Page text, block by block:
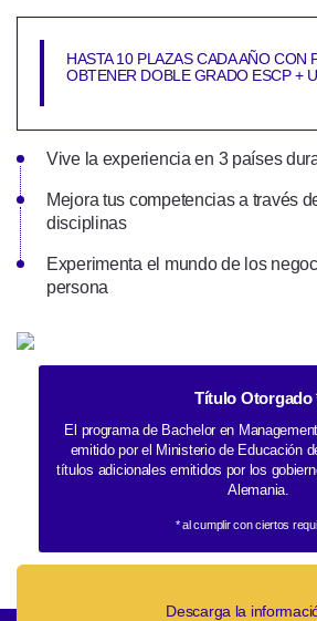
HASTA 10 PLAZAS CADA AÑO CON
OBTENER DOBLE GRADO ESCP +
Vive la experiencia en 3 países
Mejora tus competencias a través
disciplinas
Experimenta el mundo de los
persona
Título Otorgado
El programa de Bachelor en
emitido por el Ministerio de Educación
títulos adicionales emitidos por los
Alemania.
* al cumplir con ciertos
Descarga la